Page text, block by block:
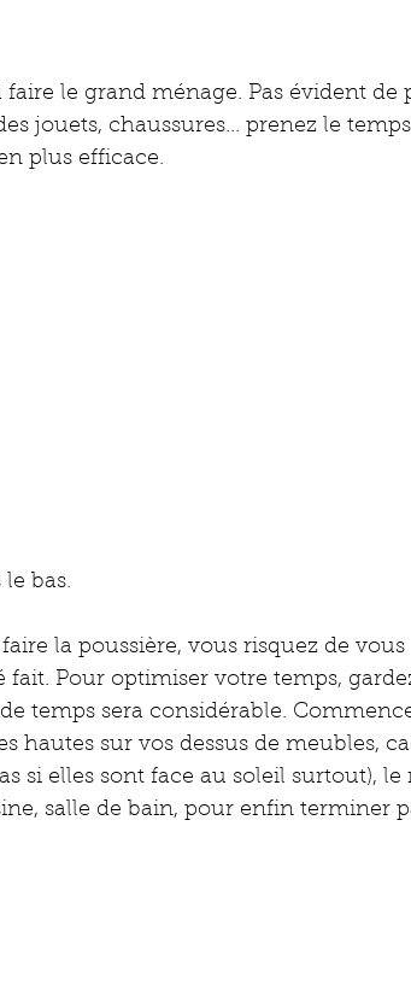
le grand ménage. Pas évident de
jouets, chaussures... prenez le
plus efficace.
bas.
la poussière, vous risquez de vous
Pour optimiser votre temps,
temps sera considérable.
hautes sur vos dessus de meubles,
si elles sont face au soleil surtout),
salle de bain, pour enfin terminer